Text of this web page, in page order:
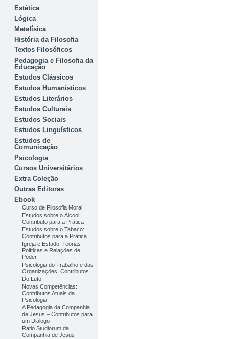
Estética
Lógica
Metafísica
História da Filosofia
Textos Filosóficos
Pedagogia e Filosofia da
Educação
Estudos Clássicos
Estudos Humanísticos
Estudos Literários
Estudos Culturais
Estudos Sociais
Estudos Linguísticos
Estudos de
Comunicação
Psicologia
Cursos Universitários
Extra Coleção
Outras Editoras
Ebook
Curso de Filosofia Moral
Estudos sobre o Álcool:
Contributo para a Prática
Estudos sobre o Tabaco:
Contributos para a Prática
Igreja e Estado: Teorias
Políticas e Relações de
Poder
Psicologia do Trabalho e das
Organizações: Contributos
Do Luto
Novas Competências:
Contributos Atuais da
Psicologia
A Pedagogia da Companhia
de Jesus – Contributos para
um Diálogo
Ratio Studiorum da
Companhia de Jesus